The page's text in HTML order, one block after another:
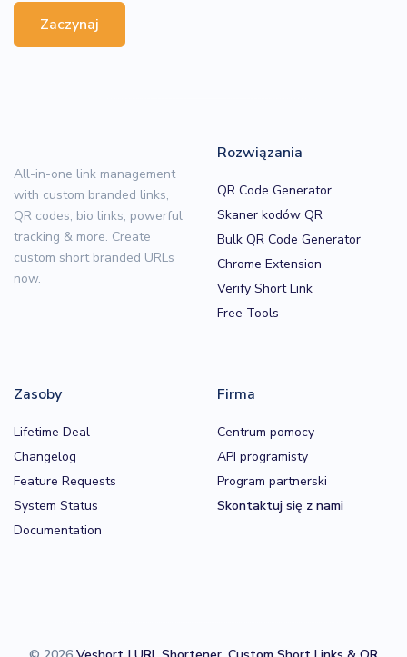
Zaczynaj
All-in-one link management
with custom branded links,
QR codes, bio links, powerful
tracking & more. Create
custom short branded URLs
now.
Rozwiązania
QR Code Generator
Skaner kodów QR
Bulk QR Code Generator
Chrome Extension
Verify Short Link
Free Tools
Zasoby
Lifetime Deal
Changelog
Feature Requests
System Status
Documentation
Firma
Centrum pomocy
API programisty
Program partnerski
Skontaktuj się z nami